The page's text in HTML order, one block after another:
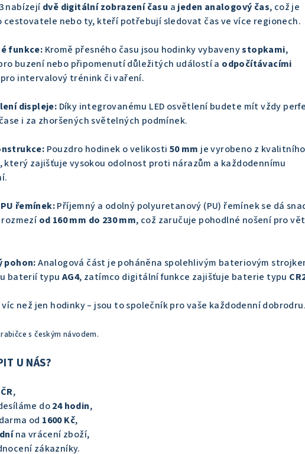
nabízejídvě digitální zobrazení času a jeden analogový čas, což je
cestovatele nebo ty, kteří potřebují sledovat čas ve více regionech.
funkce: Kromě přesného času jsou hodinky vybavenystopkami,
buzení nebo připomenutí důležitých událostí a odpočítávacími
pro intervalový trénink či vaření.
displeje: Díky integrovanému LED osvětlení budete mít vždy
i za zhoršených světelných podmínek.
Pouzdro hodinek o velikosti 50 mm je vyrobeno z
, který zajišťuje vysokou odolnost proti nárazům a každodennímu
řemínek:Příjemný a odolný polyuretanový (PU) řemínek se dá
od 160 mm do 230 mm, což zaručuje pohodlné nošení pro
pohon:Analogová část je poháněna spolehlivým bateriovým
baterií typu AG4, zatímco digitální funkce zajišťuje baterie typu
víc než jen hodinky – jsou to společník pro vaše každodenní
s českým návodem.
U NÁS?
ČR,
do24 hodin,
od 1600 Kč,
na vrácení zboží,
zákazníky.